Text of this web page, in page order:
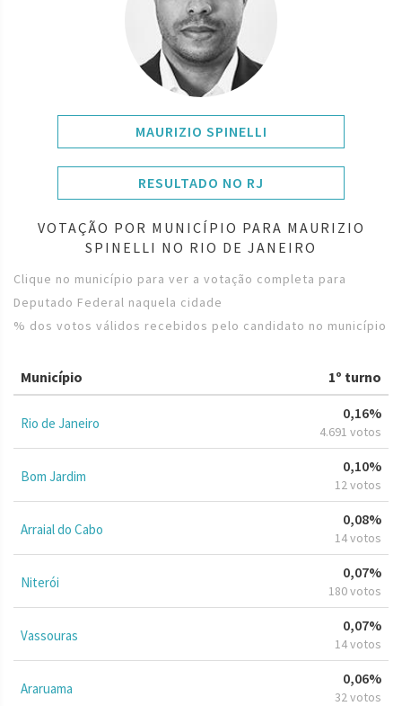
MAURIZIO SPINELLI
RESULTADO NO RJ
VOTAÇÃO POR MUNICÍPIO PARA MAURIZIO
SPINELLI NO RIO DE JANEIRO
Clique no município para ver a votação completa para
Deputado Federal naquela cidade
% dos votos válidos recebidos pelo candidato no município
Município 1º turno
Rio de Janeiro
0,16%
4.691 votos
Bom Jardim
0,10%
12 votos
Arraial do Cabo
0,08%
14 votos
Niterói
0,07%
180 votos
Vassouras
0,07%
14 votos
Araruama
0,06%
32 votos